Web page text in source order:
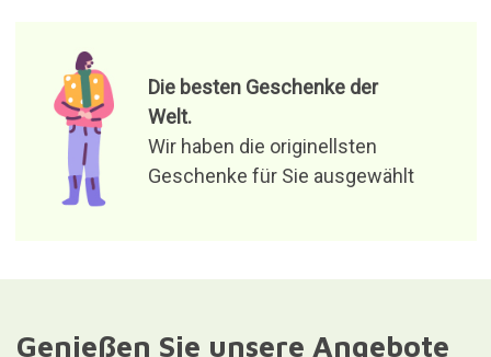
Die besten Geschenke der
Welt.
Wir haben die originellsten
Geschenke für Sie ausgewählt
Genießen Sie unsere Angebote